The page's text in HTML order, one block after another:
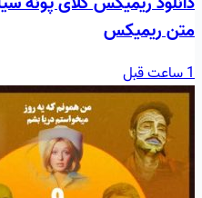
متن ریمیکس
1 ساعت قبل